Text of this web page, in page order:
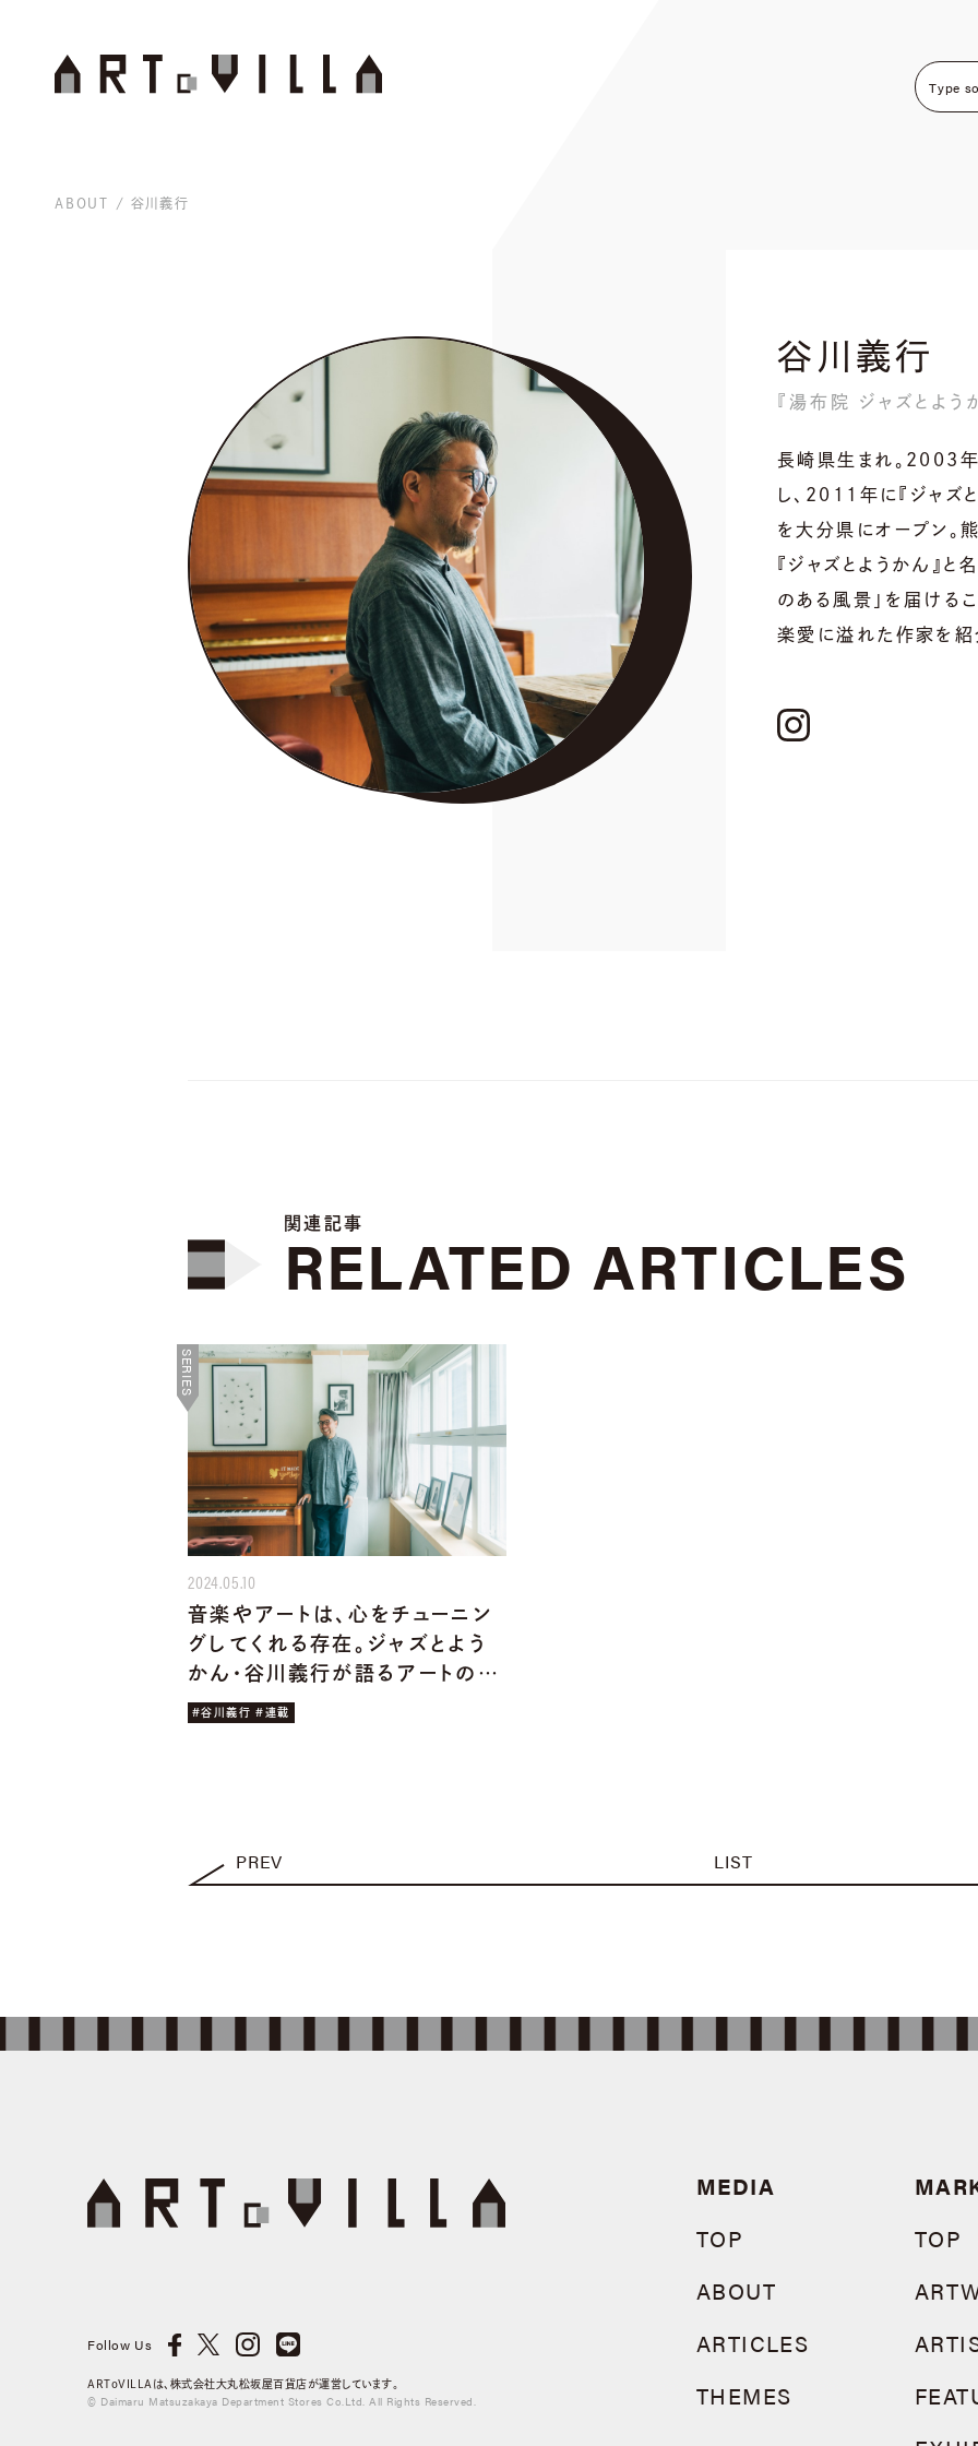
ABOUT 谷川義行
谷川義行
『湯布院 ジャズとよう
長崎県生まれ。2003年
し、2011年に『ジャズ
を大分県にオープン。
『ジャズとようかん』
のある風景」を届ける
楽愛に溢れた作家を紹
関連記事
RELATED ARTICLES
SERIES
2024.05.10
音楽やアートは、心をチューニン
グしてくれる存在。ジャズとよう
かん・谷川義行が語るアートの…
#谷川義行 #連載
PREV LIST
MEDIA
TOP
ABOUT
ARTICLES
THEMES
TOP
Follow Us
ARToVILLAは、株式会社大丸松坂屋百貨店が運営しています。
© Daimaru Matsuzakaya Department Stores Co.Ltd. All Rights Reserved.